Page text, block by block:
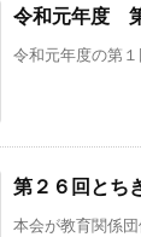
令和元年度
令和元年度の第
第２６回とち
本会が教育関係